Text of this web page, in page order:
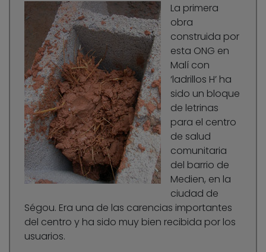
La primera
obra
construida por
esta ONG en
Malí con
‘ladrillos H’ ha
sido un bloque
de letrinas
para el centro
de salud
comunitaria
del barrio de
Medien, en la
ciudad de
Ségou. Era una de las carencias importantes
del centro y ha sido muy bien recibida por los
usuarios.